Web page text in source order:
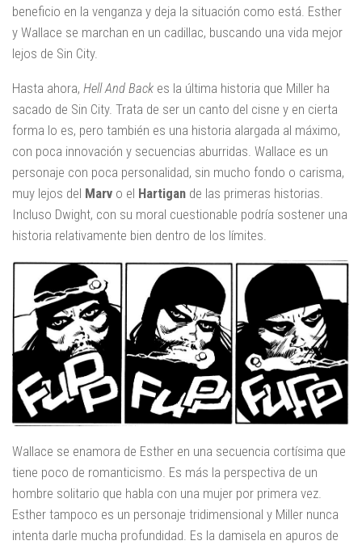
beneficio en la venganza y deja la situación como está. Esther
y Wallace se marchan en un cadillac, buscando una vida mejor
lejos de Sin City.
Hasta ahora, Hell And Back es la última historia que Miller ha
sacado de Sin City. Trata de ser un canto del cisne y en cierta
forma lo es, pero también es una historia alargada al máximo,
con poca innovación y secuencias aburridas. Wallace es un
personaje con poca personalidad, sin mucho fondo o carisma,
muy lejos del Marv o el Hartigan de las primeras historias.
Incluso Dwight, con su moral cuestionable podría sostener una
historia relativamente bien dentro de los límites.
Wallace se enamora de Esther en una secuencia cortísima que
tiene poco de romanticismo. Es más la perspectiva de un
hombre solitario que habla con una mujer por primera vez.
Esther tampoco es un personaje tridimensional y Miller nunca
intenta darle mucha profundidad. Es la damisela en apuros de